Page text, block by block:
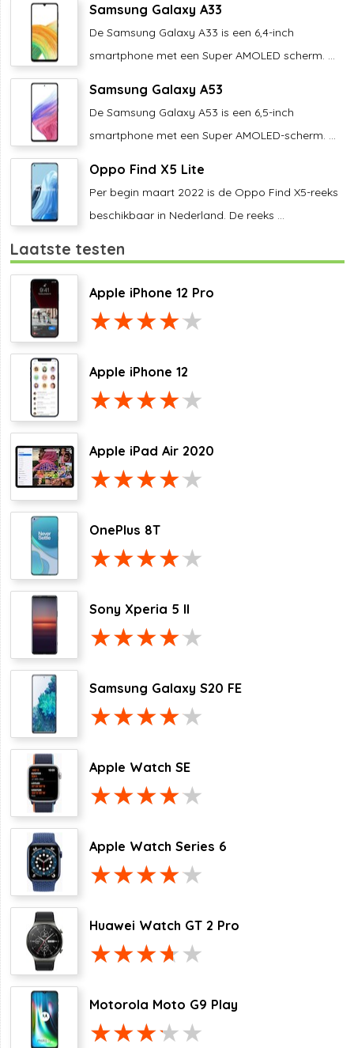
Samsung Galaxy A33
De Samsung Galaxy A33 is een 6,4-inch
smartphone met een Super AMOLED scherm. ...
Samsung Galaxy A53
De Samsung Galaxy A53 is een 6,5-inch
smartphone met een Super AMOLED-scherm. ...
Oppo Find X5 Lite
Per begin maart 2022 is de Oppo Find X5-reeks
beschikbaar in Nederland. De reeks ...
Laatste testen
Apple iPhone 12 Pro
Apple iPhone 12
Apple iPad Air 2020
OnePlus 8T
Sony Xperia 5 II
Samsung Galaxy S20 FE
Apple Watch SE
Apple Watch Series 6
Huawei Watch GT 2 Pro
Motorola Moto G9 Play